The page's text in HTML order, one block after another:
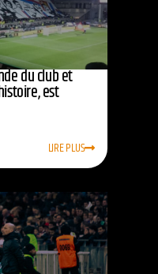
du club et
est
LIRE PLUS